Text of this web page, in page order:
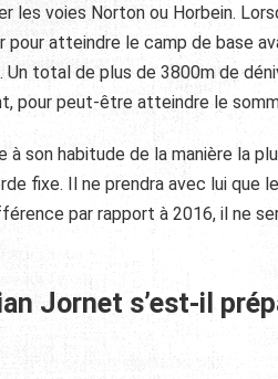
les voies Norton ou Horbein.
pour atteindre le camp de base
total de plus de 3800m de
pour peut-être atteindre le
à son habitude de la manière la
fixe. Il ne prendra avec lui
par rapport à 2016, il ne
Jornet s’est-il